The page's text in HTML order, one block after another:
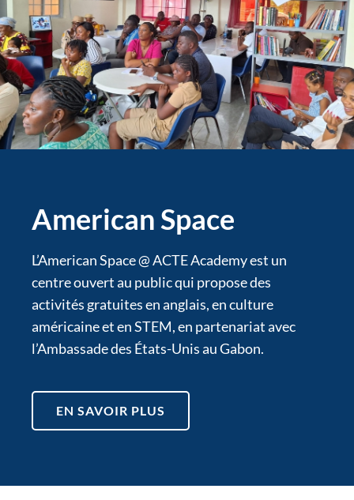
American Space
L’American Space @ ACTE Academy est un
centre ouvert au public qui propose des
activités gratuites en anglais, en culture
américaine et en STEM, en partenariat avec
l’Ambassade des États-Unis au Gabon.
EN SAVOIR PLUS